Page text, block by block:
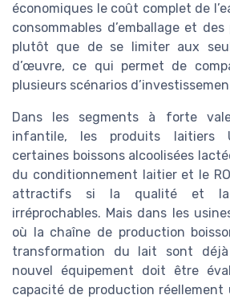
économiques le coût complet de
consommables d’emballage et
plutôt que de se limiter aux
d’œuvre, ce qui permet de
plusieurs scénarios
Dans les segments à forte
infantile, les produits laitiers
certaines boissons alcoolisées
du conditionnement laitier et le
attractifs si la qualité et la
irréprochables. Mais dans les
où la chaîne de production
transformation du lait sont déjà
nouvel équipement doit être
capacité de production